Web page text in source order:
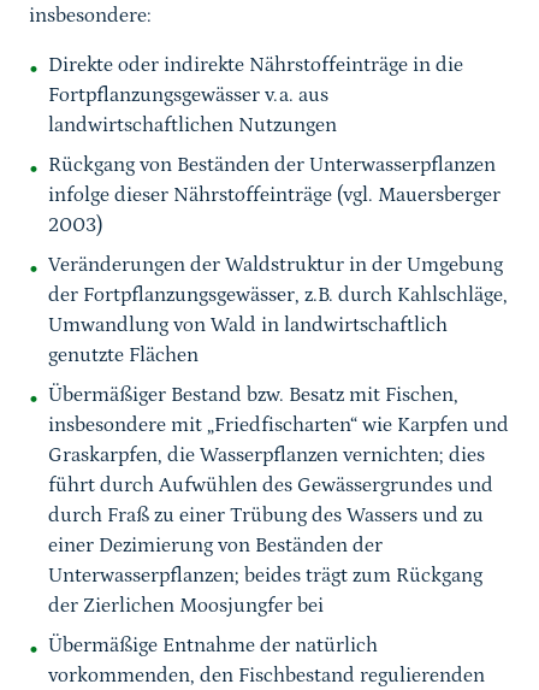
insbesondere:
Direkte oder indirekte Nährstoffeinträge in die
Fortpflanzungsgewässer v.a. aus
landwirtschaftlichen Nutzungen
Rückgang von Beständen der Unterwasserpflanzen
infolge dieser Nährstoffeinträge (vgl. Mauersberger
2003)
Veränderungen der Waldstruktur in der Umgebung
der Fortpflanzungsgewässer, z.B. durch Kahlschläge,
Umwandlung von Wald in landwirtschaftlich
genutzte Flächen
Übermäßiger Bestand bzw. Besatz mit Fischen,
insbesondere mit „Friedfischarten“ wie Karpfen und
Graskarpfen, die Wasserpflanzen vernichten; dies
führt durch Aufwühlen des Gewässergrundes und
durch Fraß zu einer Trübung des Wassers und zu
einer Dezimierung von Beständen der
Unterwasserpflanzen; beides trägt zum Rückgang
der Zierlichen Moosjungfer bei
Übermäßige Entnahme der natürlich
vorkommenden, den Fischbestand regulierenden